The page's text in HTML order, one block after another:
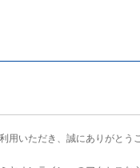
用いただき、誠にありがとう